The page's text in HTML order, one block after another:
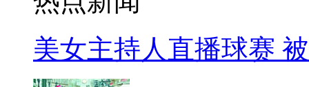
美女主持人直播球赛